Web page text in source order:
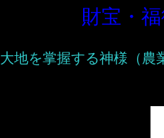
財宝・
大地を掌握する神様（農